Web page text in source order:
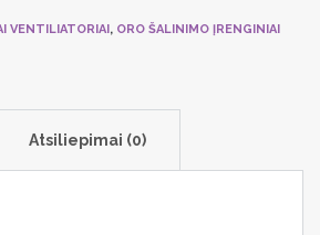
VENTILIATORIAI, ORO ŠALINIMO ĮRENGINIAI
Atsiliepimai (0)